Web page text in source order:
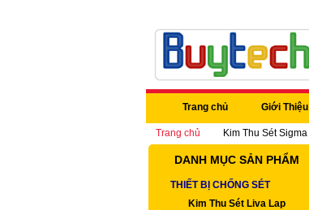
Trang chủ Giới Thiệu
Trang chủ Kim Thu Sét Sigma
DANH MỤC SẢN PHẨM
THIẾT BỊ CHỐNG SÉT
Kim Thu Sét Liva Lap